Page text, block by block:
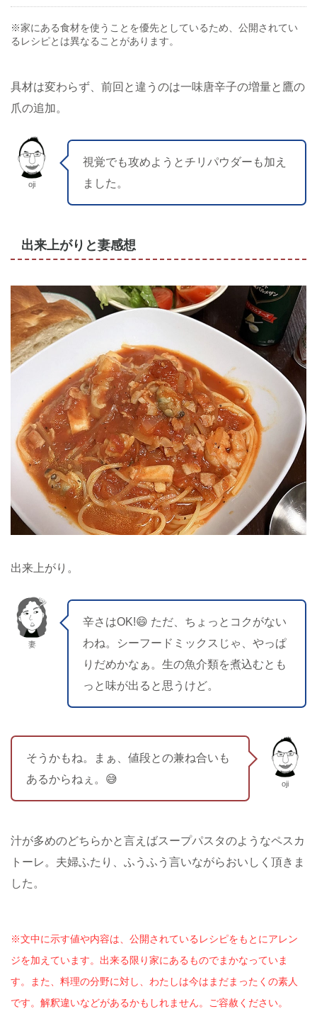
※家にある食材を使うことを優先としているため、公開されてい
るレシピとは異なることがあります。
具材は変わらず、前回と違うのは一味唐辛子の増量と鷹の
爪の追加。
oji
視覚でも攻めようとチリパウダーも加え
ました。
出来上がりと妻感想
出来上がり。
妻
辛さはOK!😄 ただ、ちょっとコクがない
わね。シーフードミックスじゃ、やっぱ
りだめかなぁ。生の魚介類を煮込むとも
っと味が出ると思うけど。
そうかもね。まぁ、値段との兼ね合いも
あるからねぇ。😅
oji
汁が多めのどちらかと言えばスープパスタのようなペスカ
トーレ。夫婦ふたり、ふうふう言いながらおいしく頂きま
した。
※文中に示す値や内容は、公開されているレシピをもとにアレン
ジを加えています。出来る限り家にあるものでまかなっていま
す。また、料理の分野に対し、わたしは今はまだまったくの素人
です。解釈違いなどがあるかもしれません。ご容赦ください。